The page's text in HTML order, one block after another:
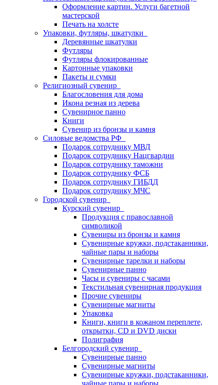
Оформление картин. Услуги багетной
мастерской
Печать на холсте
Упаковки, футляры, шкатулки
Деревянные шкатулки
Футляры
Футляры флокированные
Картонные упаковки
Пакеты и сумки
Религиозный сувенир
Благословения для дома
Икона резная из дерева
Сувенирное панно
Книги
Сувенир из бронзы и камня
Силовые ведомства РФ
Подарок сотруднику МВД
Подарок сотруднику Нацгвардии
Подарок сотруднику таможни
Подарок сотруднику ФСБ
Подарок сотруднику ГИБДД
Подарок сотруднику МЧС
Городской сувенир
Курский сувенир
Продукция с православной
символикой
Сувениры из бронзы и камня
Сувенирные кружки, подстаканники,
чайные пары и наборы
Сувенирные тарелки и наборы
Сувенирные панно
Часы и сувениры с часами
Текстильная сувенирная продукция
Прочие сувениры
Сувенирные магниты
Упаковка
Книги, книги в кожаном переплете,
открытки, CD и DVD диски
Полиграфия
Белгородский сувенир
Сувенирные панно
Сувенирные магниты
Сувенирные кружки, подстаканники,
чайные пары и наборы